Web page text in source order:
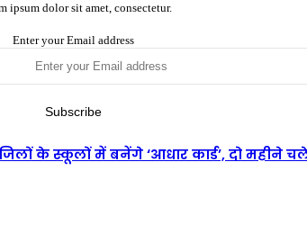
ipsum dolor sit amet, consectetur.
Enter your Email address
के स्कूलों में बनेंगे ‘आधार कार्ड’, दो महीने